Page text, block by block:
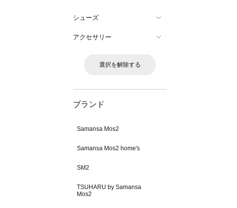
シューズ
アクセサリー
選択を解除する
ブランド
Samansa Mos2
Samansa Mos2 home's
SM2
TSUHARU by Samansa
Mos2